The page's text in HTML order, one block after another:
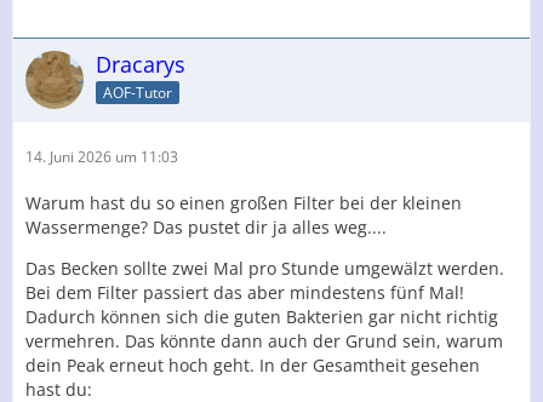
Dracarys
AOF-Tutor
14. Juni 2026 um 11:03
Warum hast du so einen großen Filter bei der kleinen
Wassermenge? Das pustet dir ja alles weg....
Das Becken sollte zwei Mal pro Stunde umgewälzt werden.
Bei dem Filter passiert das aber mindestens fünf Mal!
Dadurch können sich die guten Bakterien gar nicht richtig
vermehren. Das könnte dann auch der Grund sein, warum
dein Peak erneut hoch geht. In der Gesamtheit gesehen
hast du: